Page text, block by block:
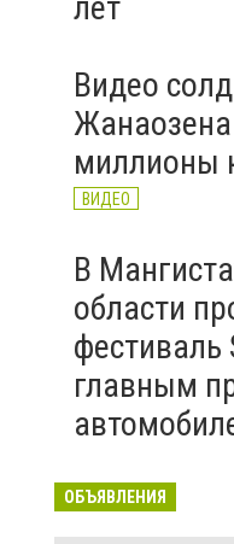
Видео
Жанаозена
миллионы
ВИДЕО
В
области
фестиваль
главным
ОБЪЯВЛЕНИЯ